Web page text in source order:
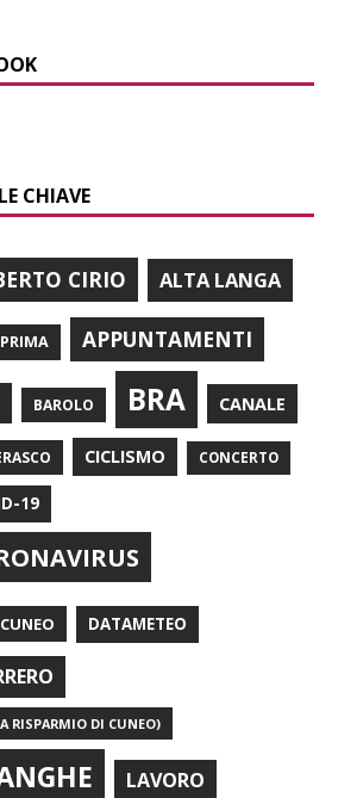
CHIAVE
CIRIO ALTA LANGA
APPUNTAMENTI
BAROLO BRA CANALE
CICLISMO CONCERTO
19
CUNEO DATAMETEO
RISPARMIO DI CUNEO)
LAVORO